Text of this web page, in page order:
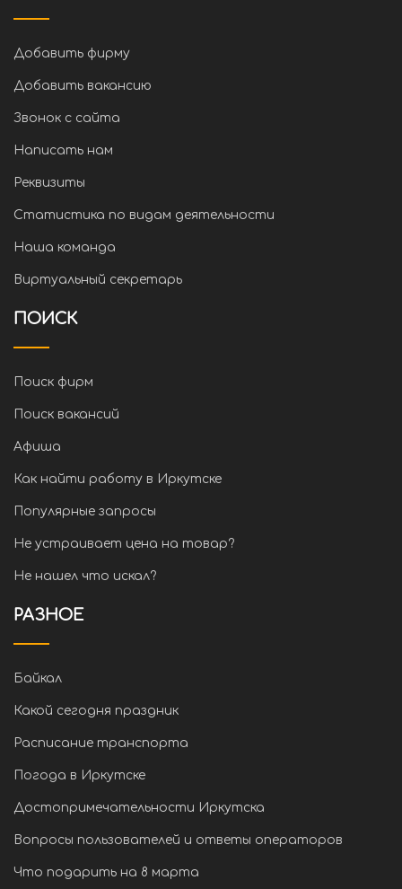
Добавить фирму
Добавить вакансию
Звонок с сайта
Написать нам
Реквизиты
Статистика по видам деятельности
Наша команда
Виртуальный секретарь
ПОИСК
Поиск фирм
Поиск вакансий
Афиша
Как найти работу в Иркутске
Популярные запросы
Не устраивает цена на товар?
Не нашел что искал?
РАЗНОЕ
Байкал
Какой сегодня праздник
Расписание транспорта
Погода в Иркутске
Достопримечательности Иркутска
Вопросы пользователей и ответы операторов
Что подарить на 8 марта